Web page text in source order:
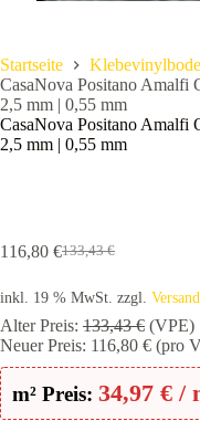
Startseite
CasaNova Positano Amalfi
2,5 mm | 0,55 mm
CasaNova Positano Amalfi
2,5 mm | 0,55 mm
133,43€
Ursprünglicher
war:
133,43 €
116,80 €Aktueller
ist:
116,80 €.
inkl. 19 % MwSt. zzgl.
Alter Preis: 133,43€ (VPE)
Neuer Preis: 116,80 € (pro
m² Preis: 34,97 € /